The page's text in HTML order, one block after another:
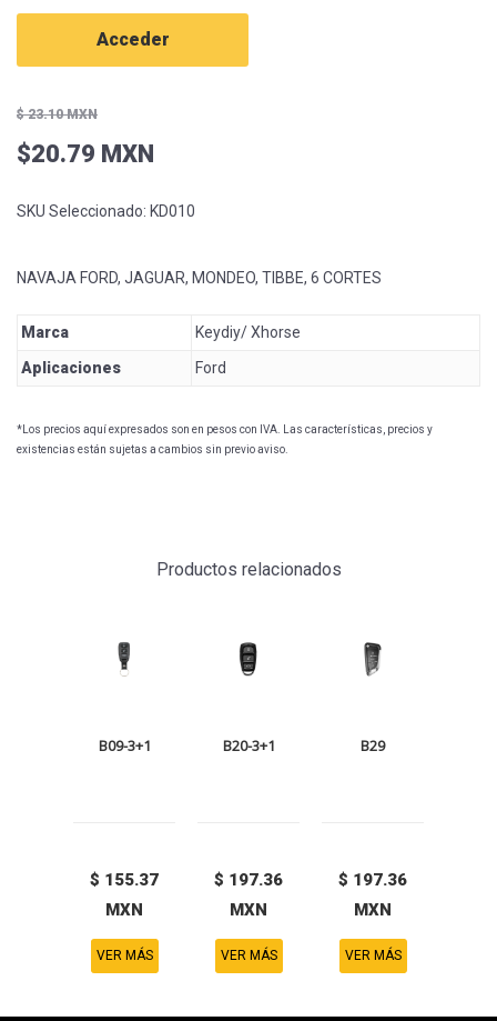
Acceder
$ 23.10 MXN
$20.79 MXN
SKU Seleccionado: KD010
NAVAJA FORD, JAGUAR, MONDEO, TIBBE, 6 CORTES
Marca
Keydiy/ Xhorse
Aplicaciones
Ford
*Los precios aquí expresados son en pesos con IVA. Las características, precios y
existencias están sujetas a cambios sin previo aviso.
Productos relacionados
B09-3+1
$ 155.37
MXN
VER MÁS
B20-3+1
$ 197.36
MXN
VER MÁS
B29
$ 197.36
MXN
VER MÁS